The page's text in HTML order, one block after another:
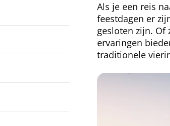
Als je een reis
feestdagen er
gesloten zijn. Of
ervaringen
traditionele